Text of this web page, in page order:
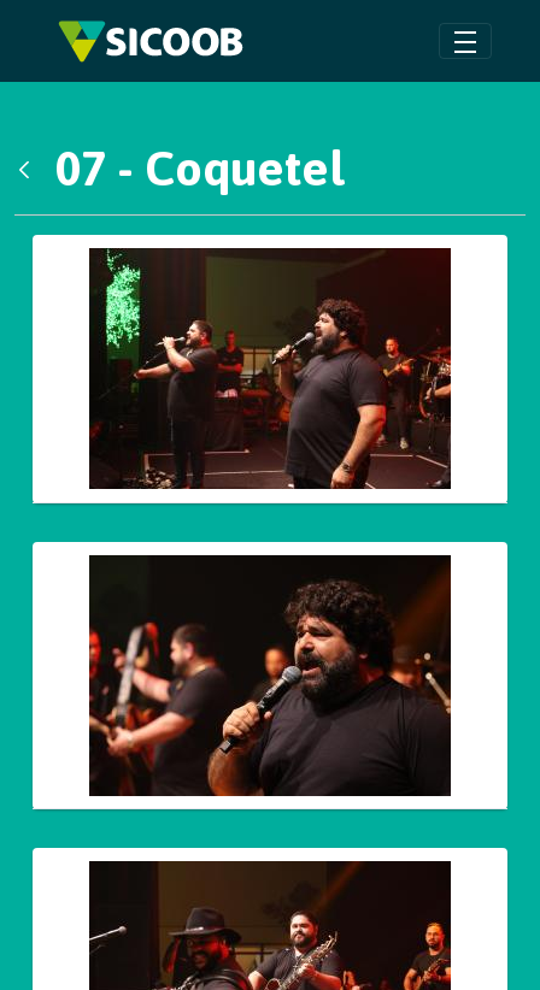
Pular para o Conteúdo principal
07 - Coquetel
Galeria de Mídias